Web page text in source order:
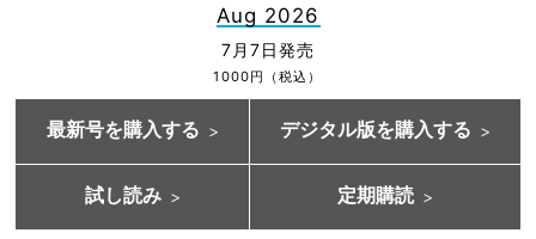
Aug 2026
7月7日発売
1000円（税込）
最新号を購入する デジタル版を購入する
試し読み 定期購読